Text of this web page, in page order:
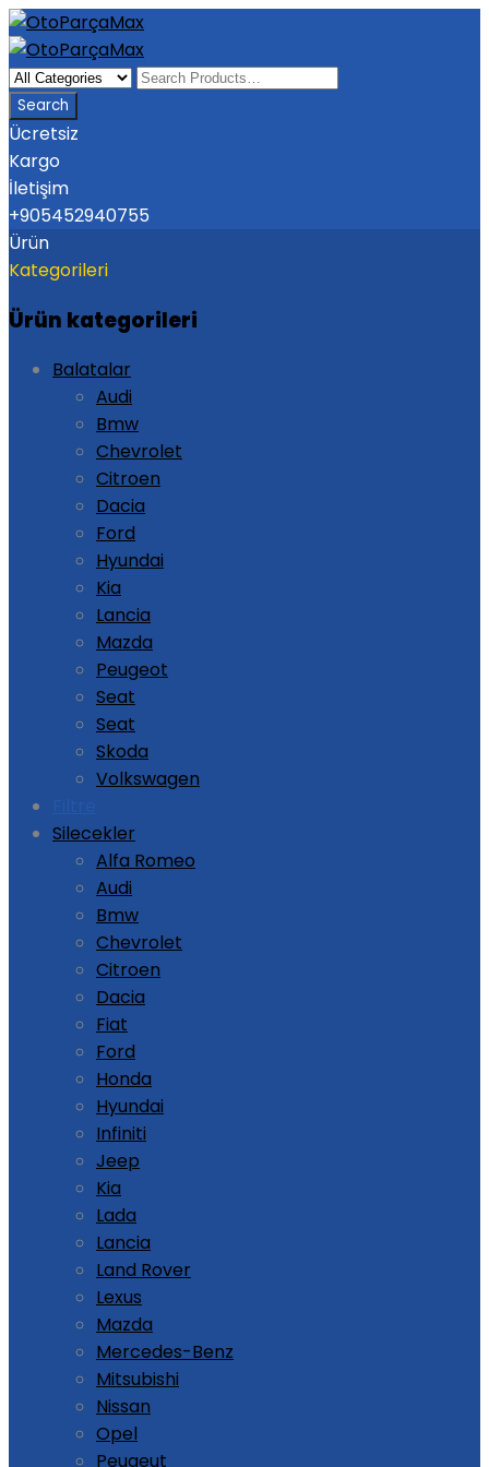
Ücretsiz
Kargo
İletişim
+905452940755
Ürün
Kategorileri
Ürün kategorileri
Balatalar
Audi
Bmw
Chevrolet
Citroen
Dacia
Ford
Hyundai
Kia
Lancia
Mazda
Peugeot
Seat
Seat
Skoda
Volkswagen
Silecekler
Alfa Romeo
Audi
Bmw
Chevrolet
Citroen
Dacia
Fiat
Ford
Honda
Hyundai
Infiniti
Jeep
Kia
Lada
Lancia
Land Rover
Lexus
Mazda
Mercedes-Benz
Mitsubishi
Nissan
Opel
Peugeut